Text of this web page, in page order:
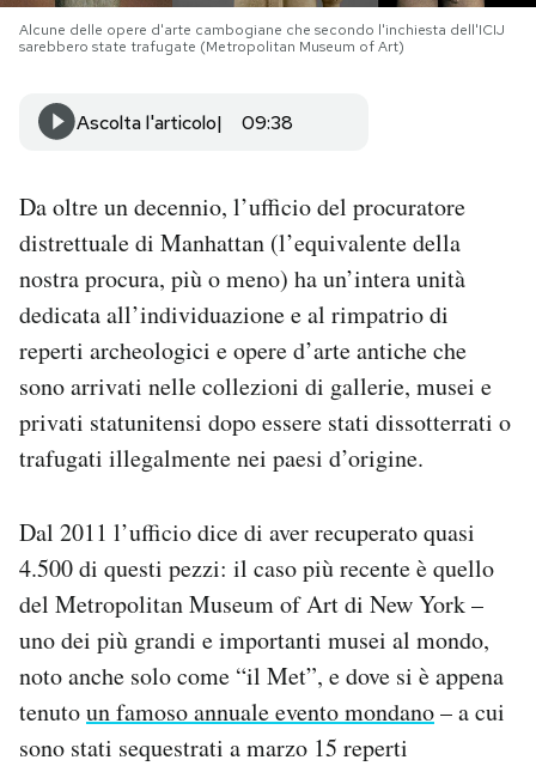
SHOP
CALENDARIO
AREA PERSONALE
Area Personale
Newsletter
Notifiche mobile
Regala il Post
Hai bisogno di aiuto?
Esci
Alcune delle opere d'arte cambogiane che secondo l'inchiesta dell'ICIJ
sarebbero state trafugate (Metropolitan Museum of Art)
Ascolta l'articolo 09:38
Da oltre un decennio, l’ufficio del procuratore
distrettuale di Manhattan (l’equivalente della
nostra procura, più o meno) ha un’intera unità
dedicata all’individuazione e al rimpatrio di
reperti archeologici e opere d’arte antiche che
sono arrivati nelle collezioni di gallerie, musei e
privati statunitensi dopo essere stati dissotterrati o
trafugati illegalmente nei paesi d’origine.
Dal 2011 l’ufficio dice di aver recuperato quasi
4.500 di questi pezzi: il caso più recente è quello
del Metropolitan Museum of Art di New York –
uno dei più grandi e importanti musei al mondo,
noto anche solo come “il Met”, e dove si è appena
tenutoun famoso annuale evento mondano– a cui
sono stati sequestrati a marzo 15 reperti